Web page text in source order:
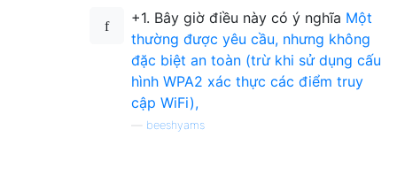
+1. Bây giờ điều này có ý nghĩa Một
thường được yêu cầu, nhưng không
đặc biệt an toàn (trừ khi sử dụng cấu
hình WPA2 xác thực các điểm truy
cập WiFi),
beeshyams